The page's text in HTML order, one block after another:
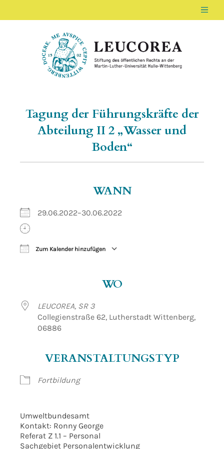
LEUCOREA DE
Stiftung des öffentlichen Rechts an der
Tagung der Führungskräfte der
Abteilung II 2 „Wasser und
Boden“
WANN
29.06.2022–30.06.2022
Zum Kalender hinzufügen
WO
LEUCOREA, SR 3
Collegienstraße 62, Lutherstadt Wittenberg,
06886
VERANSTALTUNGSTYP
Fortbildung
Umweltbundesamt
Kontakt: Ronny George
Referat Z 1.1 – Personal
Sachgebiet Personalentwicklung